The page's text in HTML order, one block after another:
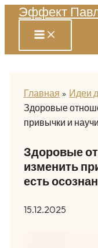
Перейти
содержимому
Эффект
Главная
Идеи
Здоровые
привычки и
Здоровые
изменить
есть
15.12.2025